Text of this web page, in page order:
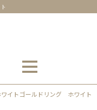
イトゴールドリング ホワイト